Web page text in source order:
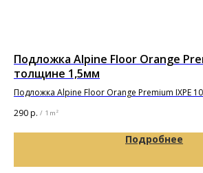
Подложка Alpine Floor Orange
толщине 1,5мм
Подложка Alpine Floor Orange Premium IXPE
290р. / 1 m²
Подробнее